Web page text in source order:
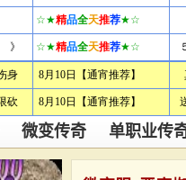
微变传奇 单职业传